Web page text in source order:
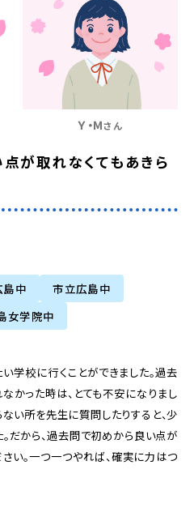
Ｙ・Ｍさん
が取れなくてもあきら
島中
市立広島中
女学院中
学校に行くことができました。過去
かった時は、とても不安になりまし
ない所を先生に質問したりすると、少
だから、過去問で初めから良い点が
い。一つ一つやれば、確実に力はつ